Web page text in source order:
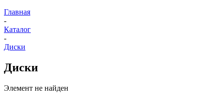
Главная
-
Каталог
-
Диски
Диски
Элемент не найден